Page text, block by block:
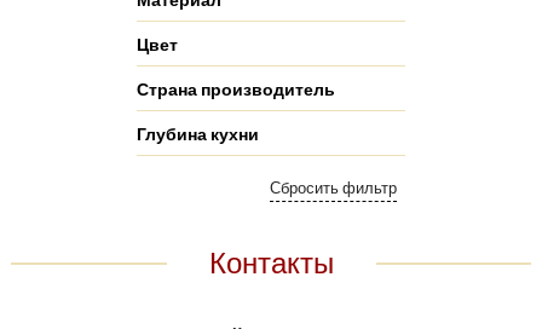
Цвет
Страна производитель
Глубина кухни
Контакты